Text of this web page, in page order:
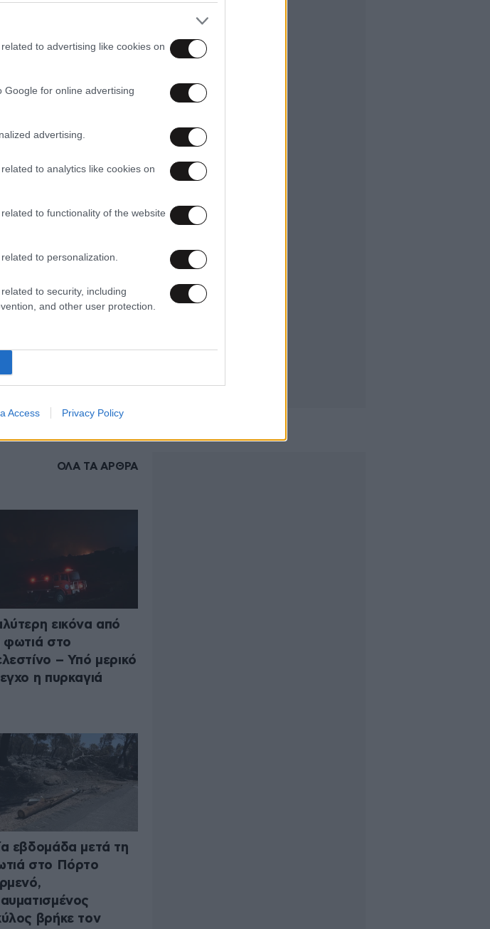
to advertising like cookies on
Google for online advertising
advertising.
to analytics like cookies on
to functionality of the website
to personalization.
to security, including
and other user protection.
Access Privacy Policy
ΟΛΑ ΤΑ ΑΡΘΡΑ
εικόνα από
φωτιά στο
– Υπό μερικό
η πυρκαγιά
εβδομάδα μετά τη
στο Πόρτο
βρήκε τον